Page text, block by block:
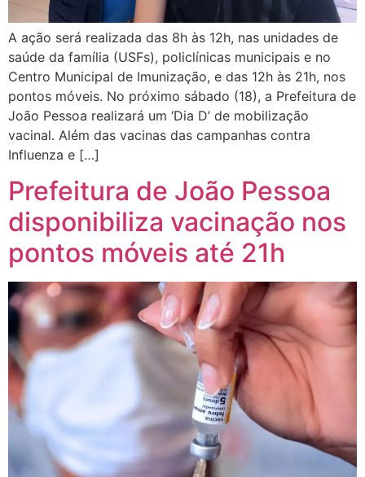
A ação será realizada das 8h às 12h, nas unidades de
saúde da família (USFs), policlínicas municipais e no
Centro Municipal de Imunização, e das 12h às 21h, nos
pontos móveis. No próximo sábado (18), a Prefeitura de
João Pessoa realizará um ‘Dia D’ de mobilização
vacinal. Além das vacinas das campanhas contra
Influenza e […]
Prefeitura de João Pessoa
disponibiliza vacinação nos
pontos móveis até 21h